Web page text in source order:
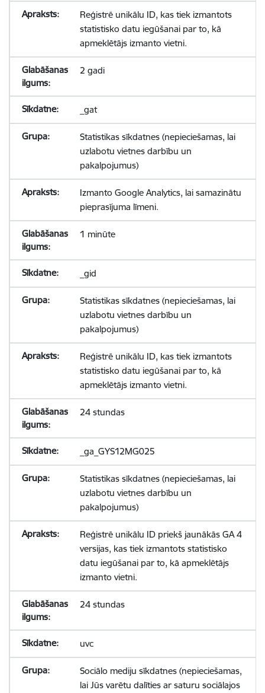
Reģistrē unikālu ID, kas tiek izmantots
statistisko datu iegūšanai par to, kā
apmeklētājs izmanto vietni.
2 gadi
_gat
Statistikas sīkdatnes (nepieciešamas, lai
uzlabotu vietnes darbību un
pakalpojumus)
Izmanto Google Analytics, lai samazinātu
pieprasījuma līmeni.
1 minūte
_gid
Statistikas sīkdatnes (nepieciešamas, lai
uzlabotu vietnes darbību un
pakalpojumus)
Reģistrē unikālu ID, kas tiek izmantots
statistisko datu iegūšanai par to, kā
apmeklētājs izmanto vietni.
24 stundas
_ga_GYS12MG025
Statistikas sīkdatnes (nepieciešamas, lai
uzlabotu vietnes darbību un
pakalpojumus)
Reģistrē unikālu ID priekš jaunākās GA 4
versijas, kas tiek izmantots statistisko
datu iegūšanai par to, kā apmeklētājs
izmanto vietni.
24 stundas
uvc
Sociālo mediju sīkdatnes (nepieciešamas,
lai Jūs varētu dalīties ar saturu sociālajos